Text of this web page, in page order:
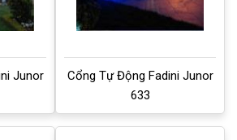
Junor
Cổng Tự Động Fadini Junor
633